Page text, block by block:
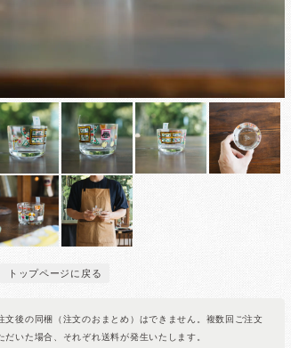
トップページに戻る
文後の同梱（注文のおまとめ）はできません。複数回ご注文
だいた場合、それぞれ送料が発生いたします。